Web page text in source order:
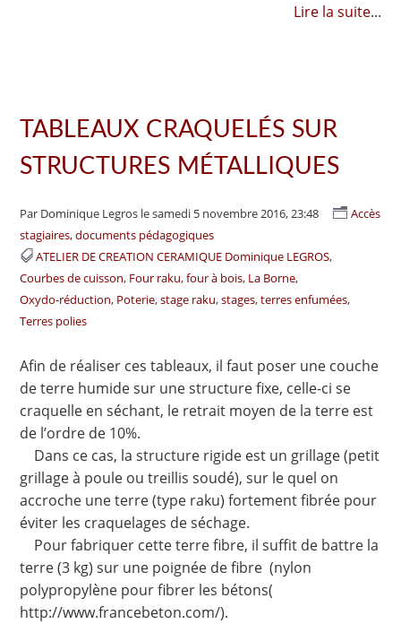
Lire la suite...
TABLEAUX CRAQUELÉS SUR
STRUCTURES MÉTALLIQUES
Par Dominique Legros le samedi 5 novembre 2016, 23:48
Accès
stagiaires, documents pédagogiques
ATELIER DE CREATION CERAMIQUE Dominique LEGROS
Courbes de cuisson Four raku four à bois La Borne
Oxydo-réduction Poterie stage raku stages terres enfumées
Terres polies
Afin de réaliser ces tableaux, il faut poser une couche
de terre humide sur une structure fixe, celle-ci se
craquelle en séchant, le retrait moyen de la terre est
de l’ordre de 10%.
Dans ce cas, la structure rigide est un grillage (petit
grillage à poule ou treillis soudé), sur le quel on
accroche une terre (type raku) fortement fibrée pour
éviter les craquelages de séchage.
Pour fabriquer cette terre fibre, il suffit de battre la
terre (3 kg) sur une poignée de fibre (nylon
polypropylène pour fibrer les bétons(
http://www.francebeton.com/).